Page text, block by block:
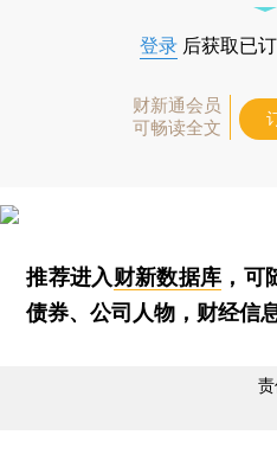
登录 后获取已
财新通会员
可畅读全文
推荐进入财新数据库 ，
债券、公司人物，财经信